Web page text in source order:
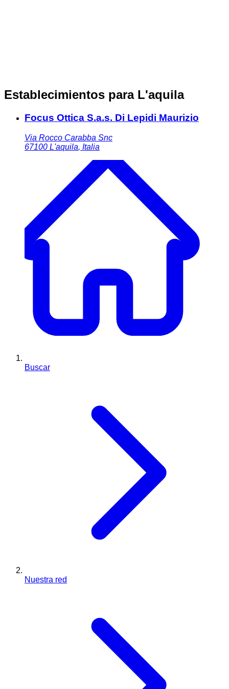
Establecimientos para L'aquila
Focus Ottica S.a.s. Di Lepidi Maurizio
Via Rocco Carabba Snc
67100 L'aquila, Italia
Buscar
Nuestra red